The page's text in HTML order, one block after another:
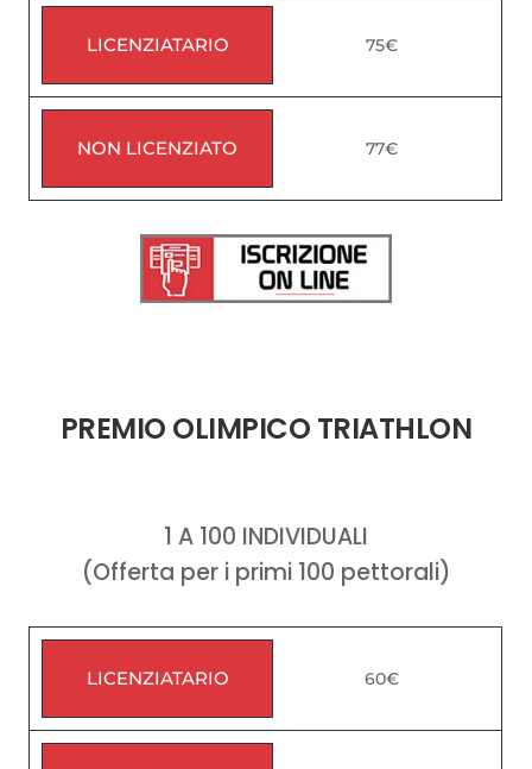
LICENZIATARIO 75€
NON LICENZIATO 77€
PREMIO OLIMPICO TRIATHLON
1 A 100 INDIVIDUALI
(Offerta per i primi 100 pettorali)
LICENZIATARIO 60€